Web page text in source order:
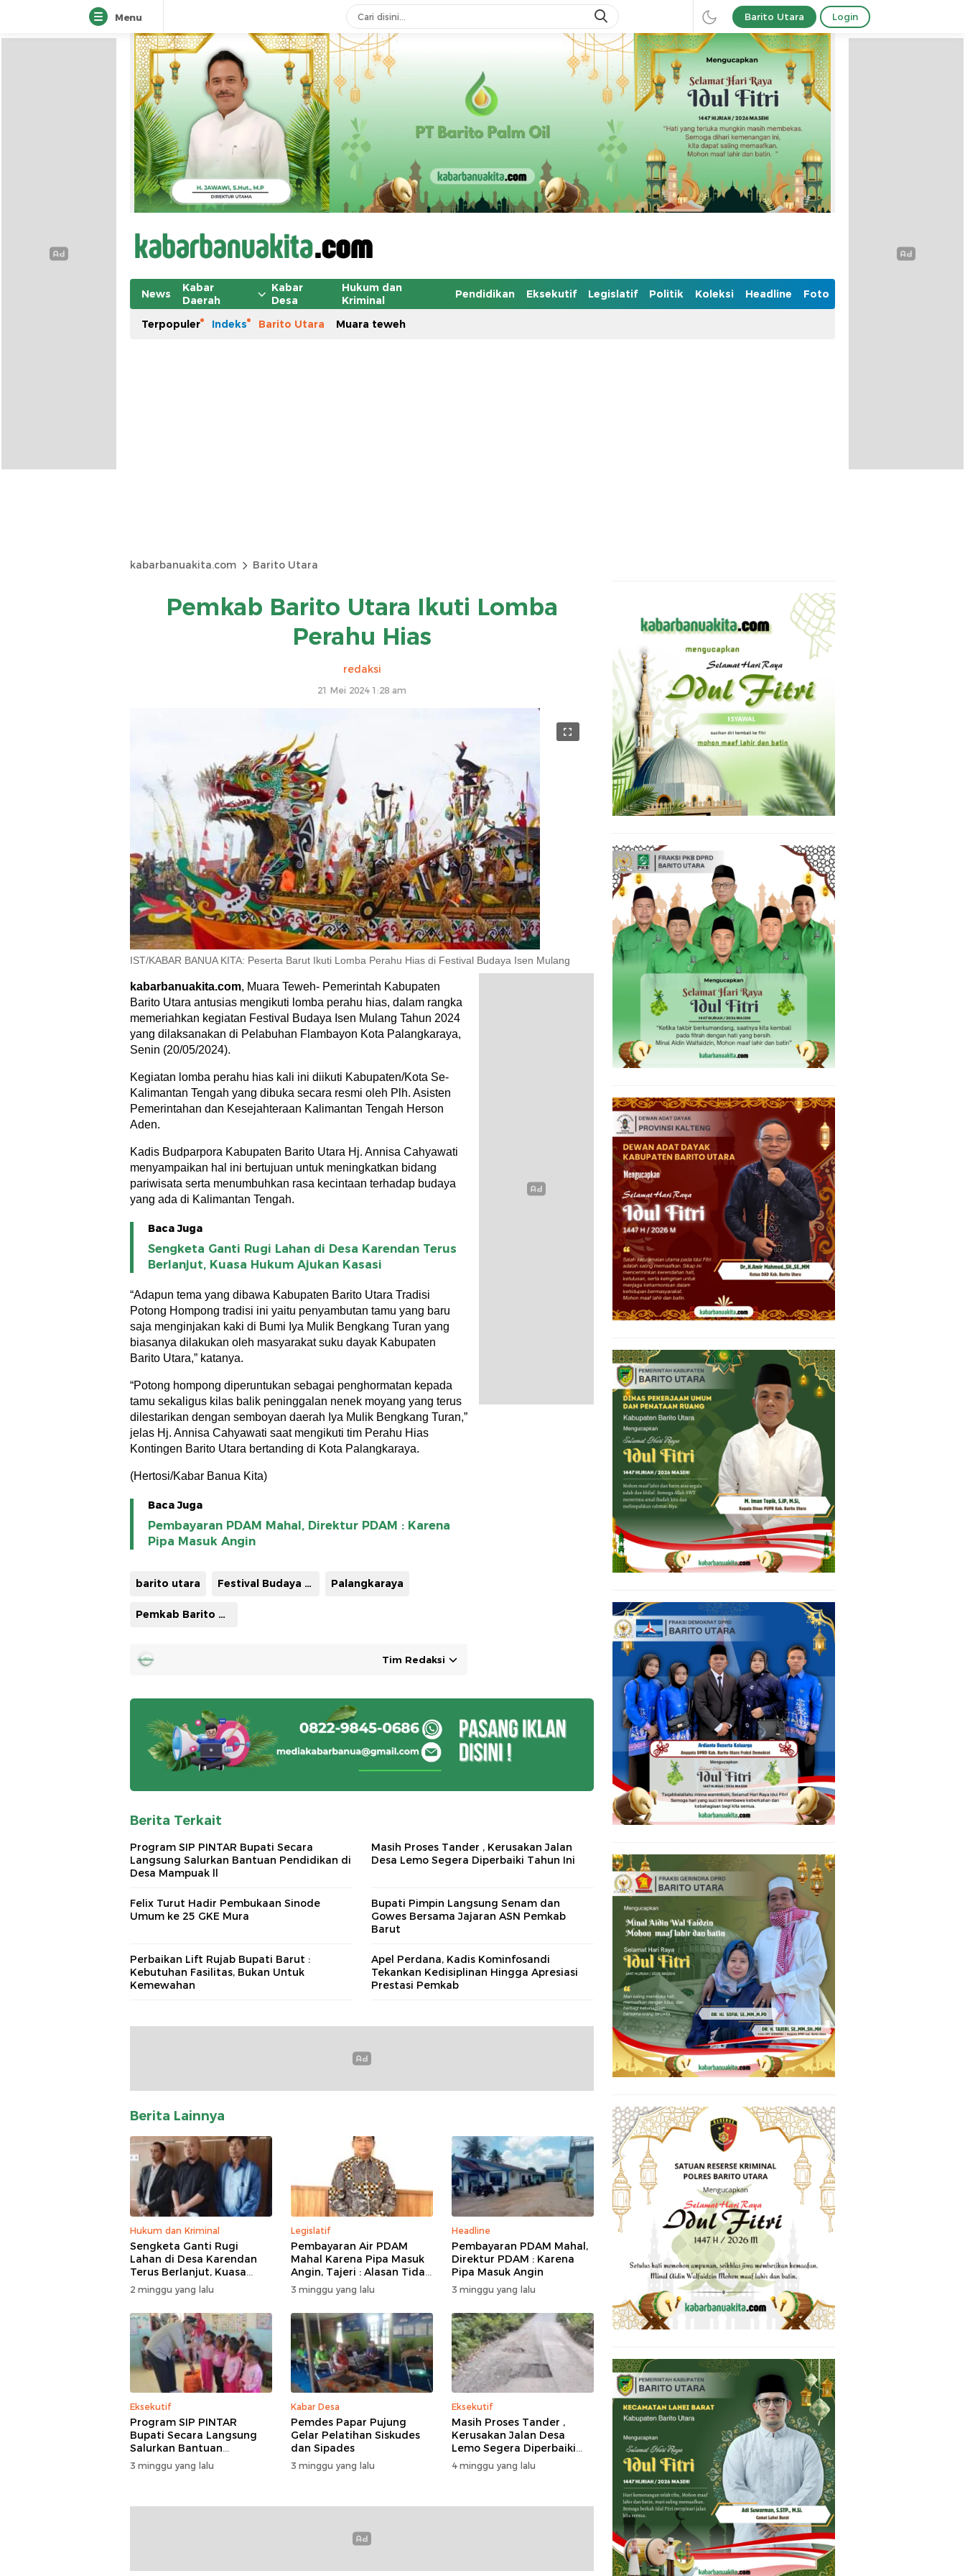
Menu Barito Utara Login
News
Kabar
Daerah
Kabar
Desa
Hukum dan
Kriminal
Pendidikan Eksekutif Legislatif Politik Koleksi Headline Foto
Terpopuler Indeks Barito Utara Muara teweh
kabarbanuakita.com Barito Utara
Pemkab Barito Utara Ikuti Lomba
Perahu Hias
redaksi
21 Mei 2024 1:28 am
IST/KABAR BANUA KITA: Peserta Barut Ikuti Lomba Perahu Hias di Festival Budaya Isen Mulang
kabarbanuakita.com, Muara Teweh- Pemerintah Kabupaten
Barito Utara antusias mengikuti lomba perahu hias, dalam rangka
memeriahkan kegiatan Festival Budaya Isen Mulang Tahun 2024
yang dilaksanakan di Pelabuhan Flambayon Kota Palangkaraya,
Senin (20/05/2024).
Kegiatan lomba perahu hias kali ini diikuti Kabupaten/Kota Se-
Kalimantan Tengah yang dibuka secara resmi oleh Plh. Asisten
Pemerintahan dan Kesejahteraan Kalimantan Tengah Herson
Aden.
Kadis Budparpora Kabupaten Barito Utara Hj. Annisa Cahyawati
menyampaikan hal ini bertujuan untuk meningkatkan bidang
pariwisata serta menumbuhkan rasa kecintaan terhadap budaya
yang ada di Kalimantan Tengah.
Baca Juga
Sengketa Ganti Rugi Lahan di Desa Karendan Terus
Berlanjut, Kuasa Hukum Ajukan Kasasi
“Adapun tema yang dibawa Kabupaten Barito Utara Tradisi
Potong Hompong tradisi ini yaitu penyambutan tamu yang baru
saja menginjakan kaki di Bumi Iya Mulik Bengkang Turan yang
biasanya dilakukan oleh masyarakat suku dayak Kabupaten
Barito Utara,” katanya.
“Potong hompong diperuntukan sebagai penghormatan kepada
tamu sekaligus kilas balik peninggalan nenek moyang yang terus
dilestarikan dengan semboyan daerah Iya Mulik Bengkang Turan,”
jelas Hj. Annisa Cahyawati saat mengikuti tim Perahu Hias
Kontingen Barito Utara bertanding di Kota Palangkaraya.
(Hertosi/Kabar Banua Kita)
Baca Juga
Pembayaran PDAM Mahal, Direktur PDAM : Karena
Pipa Masuk Angin
barito utara Festival Budaya Isen Mulang Palangkaraya
Pemkab Barito Utara
Tim Redaksi
Berita Terkait
Program SIP PINTAR Bupati Secara
Langsung Salurkan Bantuan Pendidikan di
Desa Mampuak ll
Masih Proses Tander , Kerusakan Jalan
Desa Lemo Segera Diperbaiki Tahun Ini
Felix Turut Hadir Pembukaan Sinode
Umum ke 25 GKE Mura
Bupati Pimpin Langsung Senam dan
Gowes Bersama Jajaran ASN Pemkab
Barut
Perbaikan Lift Rujab Bupati Barut :
Kebutuhan Fasilitas, Bukan Untuk
Kemewahan
Apel Perdana, Kadis Kominfosandi
Tekankan Kedisiplinan Hingga Apresiasi
Prestasi Pemkab
Berita Lainnya
Hukum dan Kriminal
Sengketa Ganti Rugi
Lahan di Desa Karendan
Terus Berlanjut, Kuasa
Hukum Ajukan Kasasi
2 minggu yang lalu
Legislatif
Pembayaran Air PDAM
Mahal Karena Pipa Masuk
Angin, Tajeri : Alasan Tidak
Masuk Akal
3 minggu yang lalu
Headline
Pembayaran PDAM Mahal,
Direktur PDAM : Karena
Pipa Masuk Angin
3 minggu yang lalu
Eksekutif
Program SIP PINTAR
Bupati Secara Langsung
Salurkan Bantuan
Pendidikan di Desa
Mampuak ll
3 minggu yang lalu
Kabar Desa
Pemdes Papar Pujung
Gelar Pelatihan Siskudes
dan Sipades
3 minggu yang lalu
Eksekutif
Masih Proses Tander ,
Kerusakan Jalan Desa
Lemo Segera Diperbaiki
Tahun Ini
4 minggu yang lalu